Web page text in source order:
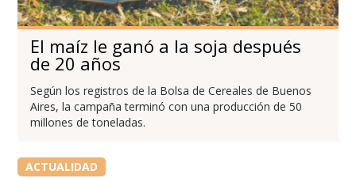
El maíz le ganó a la soja después
de 20 años
Según los registros de la Bolsa de Cereales de Buenos
Aires, la campaña terminó con una producción de 50
millones de toneladas.
ACTUALIDAD